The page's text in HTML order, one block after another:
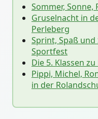
Sommer, Sonne,
Gruselnacht in
Perleberg
Sprint, Spaß
Sportfest
Die 5. Klassen
Pippi, Michel,
in der